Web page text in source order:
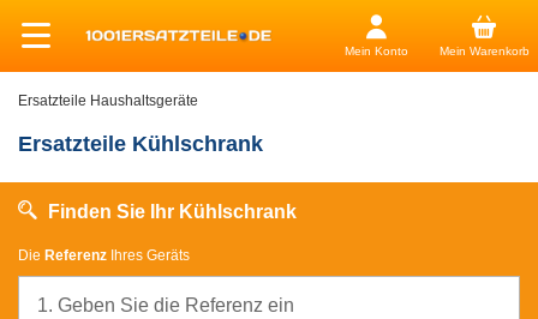
Mein Konto Mein Warenkorb
Ersatzteile Haushaltsgeräte
Ersatzteile Kühlschrank
Finden Sie Ihr Kühlschrank
Die Referenz Ihres Geräts